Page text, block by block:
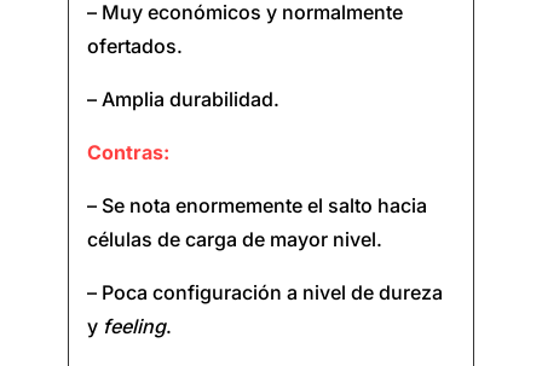
– Muy económicos y normalmente
ofertados.
– Amplia durabilidad.
Contras:
– Se nota enormemente el salto hacia
células de carga de mayor nivel.
– Poca configuración a nivel de dureza
y feeling.